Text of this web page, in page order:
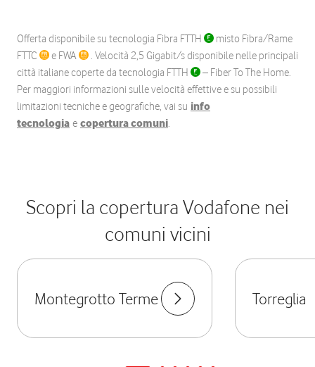
Offerta disponibile su tecnologia Fibra FTTH
misto Fibra/Rame
FTTC
e FWA
. Velocità 2,5 Gigabit/s disponibile nelle principali
città italiane coperte da tecnologia FTTH
– Fiber To The Home.
Per maggiori informazioni sulle velocità effettive e su possibili
limitazioni tecniche e geografiche, vai su info
tecnologia e copertura comuni.
Scopri la copertura Vodafone nei
comuni vicini
Montegrotto Terme Torreglia